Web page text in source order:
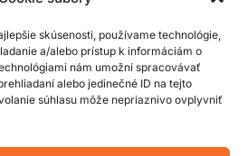
skúsenosti, používame technológie,
a/alebo prístup k informáciám o
nám umožní spracovávať
alebo jedinečné ID na tejto
súhlasu môže nepriaznivo ovplyvniť